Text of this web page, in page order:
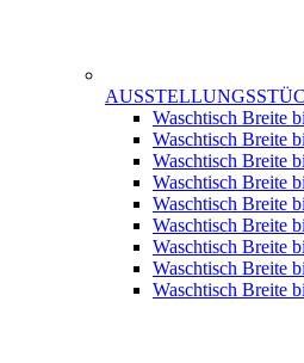
Waschtisch Breite
Waschtisch Breite
Waschtisch Breite
Waschtisch Breite
Waschtisch Breite
Waschtisch Breite
Waschtisch Breite
Waschtisch Breite
Waschtisch Breite